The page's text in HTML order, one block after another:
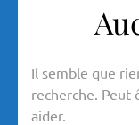
Il semble que
recherche.
aider.